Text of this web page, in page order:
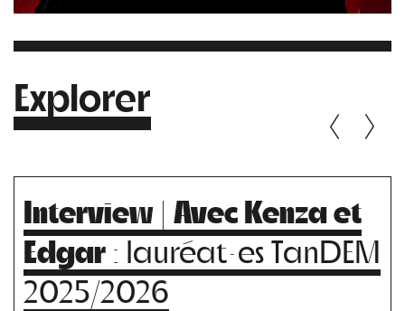
Explorer
Interview | Avec Kenza et
Edgar : lauréat·es TanDEM
2025/2026